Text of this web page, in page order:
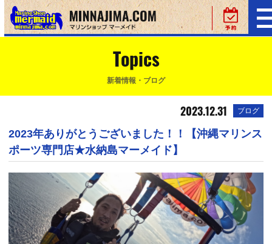
Topics
新着情報・ブログ
2023.12.31 ブログ
2023年ありがとうございました！！【沖縄マリンス
ポーツ専門店★水納島マーメイド】